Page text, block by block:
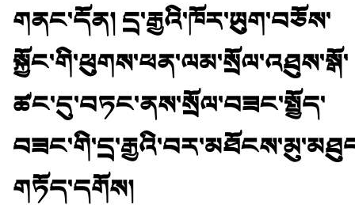
གནང་དོན། དྲ་རྒྱའི་ཁོར་ཡུག་བཅོས་
སྐྱོང་གི་ཕུགས་ཕན་ལམ་སྲོལ་འཐུས་སྒོ་
ཚང་དུ་བཏང་ནས་སྲོལ་བཟང་སྤྱོད་
གཏོད་དགོས།